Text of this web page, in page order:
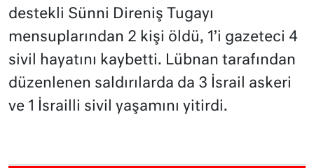
destekli Sünni Direniş Tugayı
mensuplarından 2 kişi öldü, 1’i gazeteci 4
sivil hayatını kaybetti. Lübnan tarafından
düzenlenen saldırılarda da 3 İsrail askeri
ve 1 İsrailli sivil yaşamını yitirdi.